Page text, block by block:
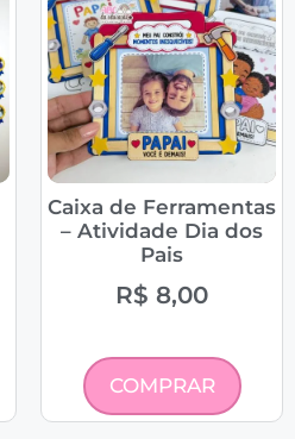
Caixa de Ferramentas
– Atividade Dia dos
Pais
R$ 8,00
COMPRAR